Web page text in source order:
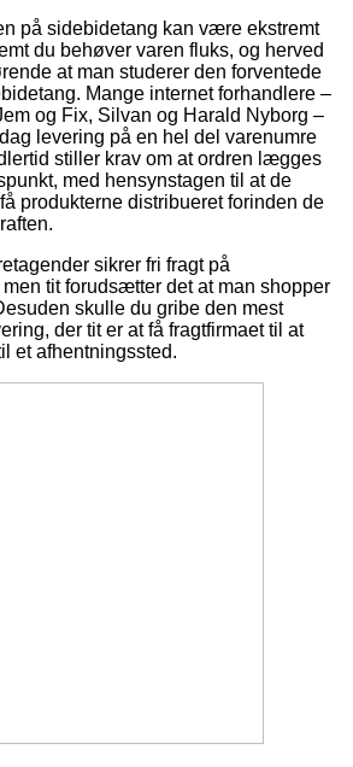
på sidebidetang kan være ekstremt
du behøver varen fluks, og herved
at man studerer den forventede
Mange internet forhandlere –
og Fix, Silvan og Harald Nyborg –
levering på en hel del varenumre
stiller krav om at ordren lægges
med hensynstagen til at de
produkterne distribueret forinden de
sikrer fri fragt på
tit forudsætter det at man shopper
skulle du gribe den mest
der tit er at få fragtfirmaet til at
et afhentningssted.